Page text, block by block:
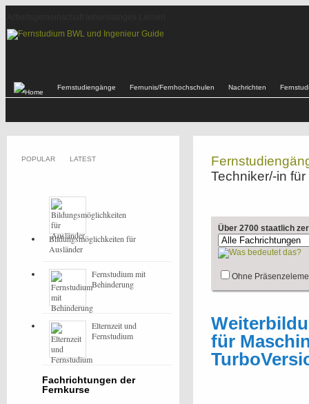
Fernstudiengänge Fernunis/Fernhochschulen Nachrichten
Techniker/-in
Über 2700 staatlich
Ohne
für
POPULAR LATEST
Bildungsmöglichkeiten für
Ausländer
Fernstudium mit
Behinderung
Elternzeit und
Fernstudium
Fachrichtungen der
Fernkurse